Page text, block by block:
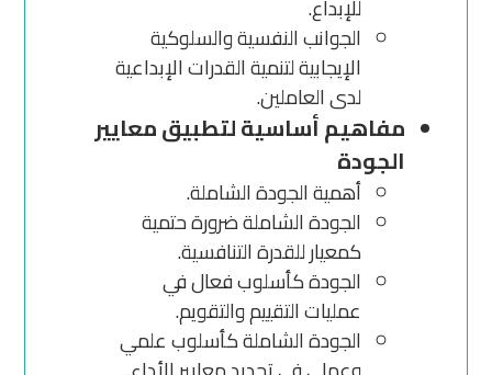
للإبداع.
الجوانب النفسية والسلوكية
الإيجابية لتنمية القدرات الإبداعية
لدى العاملين.
مفاهيم أساسية لتطبيق معايير
الجودة
أهمية الجودة الشاملة.
الجودة الشاملة ضرورة حتمية
كمعيار للقدرة التنافسية.
الجودة كأسلوب فعال في
عمليات التقييم والتقويم.
الجودة الشاملة كأسلوب علمي